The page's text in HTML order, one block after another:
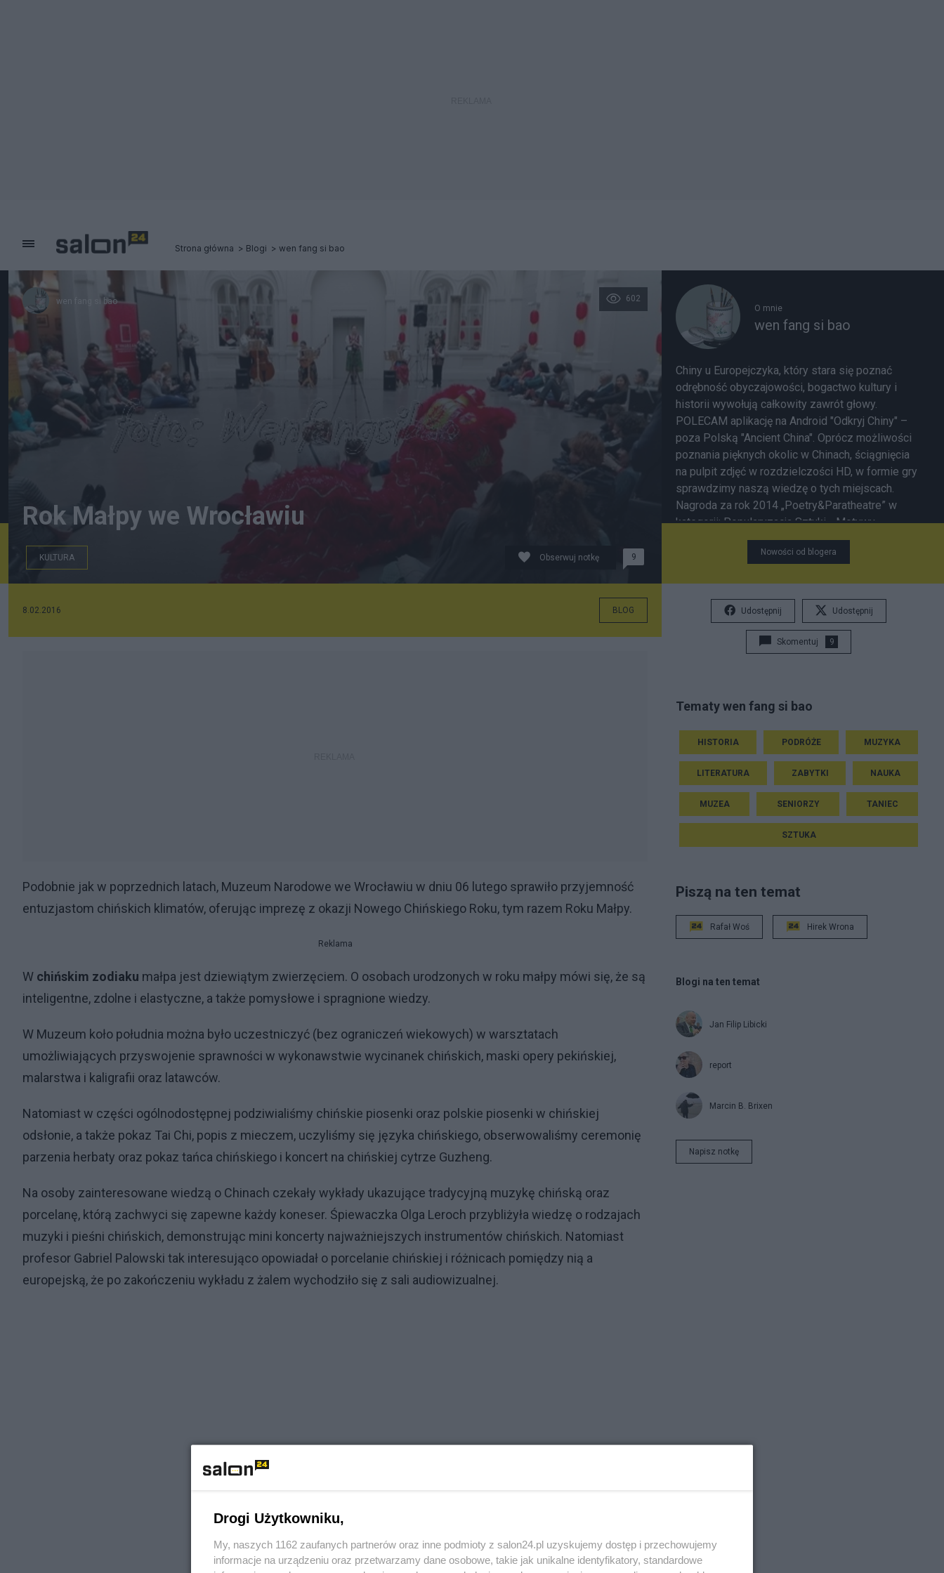
Strona główna Blogi wen fang si bao
wen fang si bao 602
Rok Małpy we Wrocławiu
KULTURA Obserwuj notkę 9
8.02.2016 BLOG
Podobnie jak w poprzednich latach, Muzeum Narodowe we Wrocławiu w dniu 06 lutego sprawiło przyjemność
entuzjastom chińskich klimatów, oferując imprezę z okazji Nowego Chińskiego Roku, tym razem Roku Małpy.
Reklama
W chińskim zodiaku małpa jest dziewiątym zwierzęciem. O osobach urodzonych w roku małpy mówi się, że są
inteligentne, zdolne i elastyczne, a także pomysłowe i spragnione wiedzy.
W Muzeum koło południa można było uczestniczyć (bez ograniczeń wiekowych) w warsztatach
umożliwiających przyswojenie sprawności w wykonawstwie wycinanek chińskich, maski opery pekińskiej,
malarstwa i kaligrafii oraz latawców.
Natomiast w części ogólnodostępnej podziwialiśmy chińskie piosenki oraz polskie piosenki w chińskiej
odsłonie, a także pokaz Tai Chi, popis z mieczem, uczyliśmy się języka chińskiego, obserwowaliśmy ceremonię
parzenia herbaty oraz pokaz tańca chińskiego i koncert na chińskiej cytrze Guzheng.
Na osoby zainteresowane wiedzą o Chinach czekały wykłady ukazujące tradycyjną muzykę chińską oraz
porcelanę, którą zachwyci się zapewne każdy koneser. Śpiewaczka Olga Leroch przybliżyła wiedzę o rodzajach
muzyki i pieśni chińskich, demonstrując mini koncerty najważniejszych instrumentów chińskich. Natomiast
profesor Gabriel Palowski tak interesująco opowiadał o porcelanie chińskiej i różnicach pomiędzy nią a
europejską, że po zakończeniu wykładu z żalem wychodziło się z sali audiowizualnej.
O mnie
wen fang si bao
Chiny u Europejczyka, który stara się poznać
odrębność obyczajowości, bogactwo kultury i
historii wywołują całkowity zawrót głowy.
POLECAM aplikację na Android "Odkryj Chiny" –
poza Polską "Ancient China". Oprócz możliwości
poznania pięknych okolic w Chinach, ściągnięcia
na pulpit zdjęć w rozdzielczości HD, w formie gry
sprawdzimy naszą wiedzę o tych miejscach.
Nagroda za rok 2014 „Poetry&Paratheatre” w
kategorii: Popularyzacja Sztuki - Motywy
przyrodnicze w poezji chińskiej
Nowości od blogera
Udostępnij Udostępnij
Skomentuj 9
Tematy wen fang si bao
HISTORIA PODRÓŻE MUZYKA
LITERATURA ZABYTKI NAUKA
MUZEA SENIORZY TANIEC
SZTUKA
Piszą na ten temat
Rafał Woś Hirek Wrona
Blogi na ten temat
Jan Filip Libicki
report
Marcin B. Brixen
Napisz notkę
Drogi Użytkowniku,
My, naszych 1162 zaufanych partnerów oraz inne podmioty z salon24.pl uzyskujemy dostęp i przechowujemy
informacje na urządzeniu oraz przetwarzamy dane osobowe, takie jak unikalne identyfikatory, standardowe